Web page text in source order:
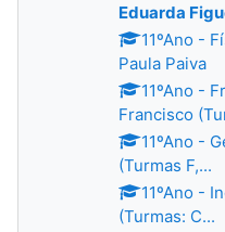
Eduarda
11ºAno -
Paula Paiva
11ºAno -
Francisco
11ºAno -
(Turmas F,...
11ºAno -
(Turmas: C...